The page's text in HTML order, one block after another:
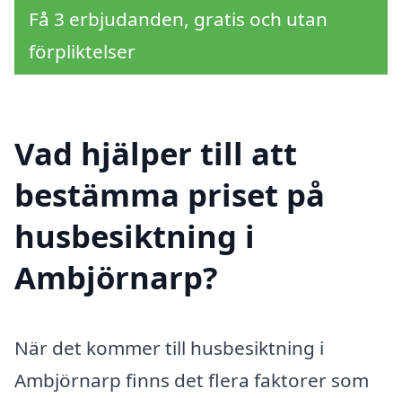
Få 3 erbjudanden, gratis och utan
förpliktelser
Vad hjälper till att
bestämma priset på
husbesiktning i
Ambjörnarp?
När det kommer till husbesiktning i
Ambjörnarp finns det flera faktorer som